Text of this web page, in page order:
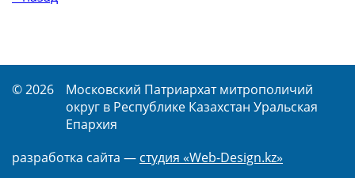
© 2026
Московский Патриархат митрополичий
округ в Республике Казахстан Уральская
Епархия
разработка сайта — студия «Web-Design.kz»